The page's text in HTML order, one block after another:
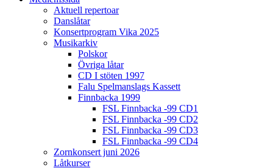
Aktuell repertoar
Danslåtar
Konsertprogram Vika 2025
Musikarkiv
Polskor
Övriga låtar
CD I stöten 1997
Falu Spelmanslags Kassett
Finnbacka 1999
FSL Finnbacka -99 CD1
FSL Finnbacka -99 CD2
FSL Finnbacka -99 CD3
FSL Finnbacka -99 CD4
Zornkonsert juni 2026
Låtkurser